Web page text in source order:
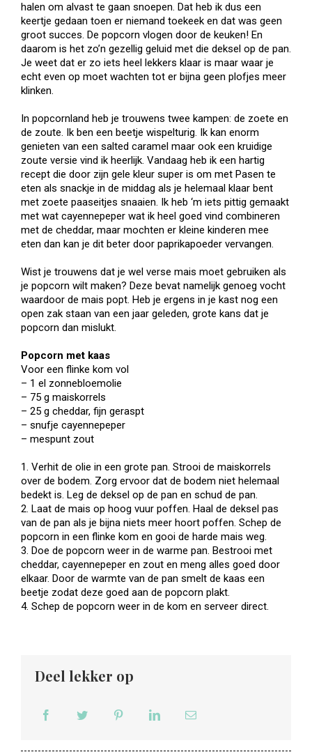
halen om alvast te gaan snoepen. Dat heb ik dus een
keertje gedaan toen er niemand toekeek en dat was geen
groot succes. De popcorn vlogen door de keuken! En
daarom is het zo’n gezellig geluid met die deksel op de pan.
Je weet dat er zo iets heel lekkers klaar is maar waar je
echt even op moet wachten tot er bijna geen plofjes meer
klinken.
In popcornland heb je trouwens twee kampen: de zoete en
de zoute. Ik ben een beetje wispelturig. Ik kan enorm
genieten van een salted caramel maar ook een kruidige
zoute versie vind ik heerlijk. Vandaag heb ik een hartig
recept die door zijn gele kleur super is om met Pasen te
eten als snackje in de middag als je helemaal klaar bent
met zoete paaseitjes snaaien. Ik heb ‘m iets pittig gemaakt
met wat cayennepeper wat ik heel goed vind combineren
met de cheddar, maar mochten er kleine kinderen mee
eten dan kan je dit beter door paprikapoeder vervangen.
Wist je trouwens dat je wel verse mais moet gebruiken als
je popcorn wilt maken? Deze bevat namelijk genoeg vocht
waardoor de mais popt. Heb je ergens in je kast nog een
open zak staan van een jaar geleden, grote kans dat je
popcorn dan mislukt.
Popcorn met kaas
Voor een flinke kom vol
– 1 el zonnebloemolie
– 75 g maiskorrels
– 25 g cheddar, fijn geraspt
– snufje cayennepeper
– mespunt zout
1. Verhit de olie in een grote pan. Strooi de maiskorrels
over de bodem. Zorg ervoor dat de bodem niet helemaal
bedekt is. Leg de deksel op de pan en schud de pan.
2. Laat de mais op hoog vuur poffen. Haal de deksel pas
van de pan als je bijna niets meer hoort poffen. Schep de
popcorn in een flinke kom en gooi de harde mais weg.
3. Doe de popcorn weer in de warme pan. Bestrooi met
cheddar, cayennepeper en zout en meng alles goed door
elkaar. Door de warmte van de pan smelt de kaas een
beetje zodat deze goed aan de popcorn plakt.
4. Schep de popcorn weer in de kom en serveer direct.
Deel lekker op